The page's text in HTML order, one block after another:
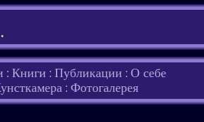
: Книги : Публикации : О себе
: Фотогалерея